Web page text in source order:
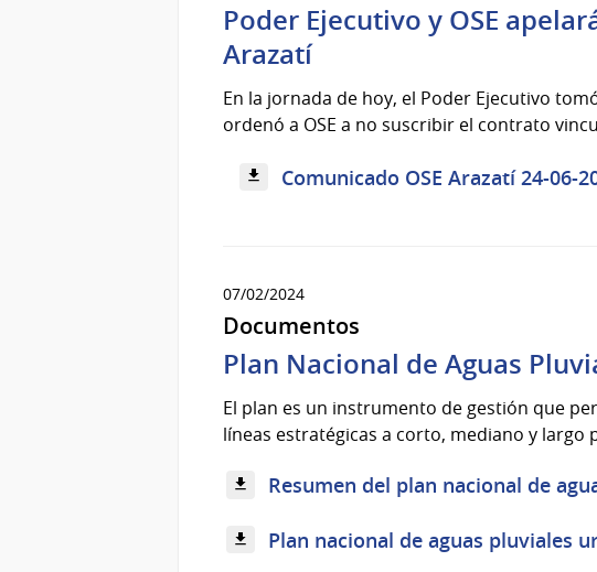
Poder Ejecutivo y OSE
Arazatí
En la jornada de hoy, el Poder Ejecutivo
ordenó a OSE a no suscribir el contrato
Comunicado OSE Arazatí 24-06-
07/02/2024
Documentos
Plan Nacional de Aguas
El plan es un instrumento de gestión que
líneas estratégicas a corto, mediano y largo
Resumen del plan nacional de
Plan nacional de aguas pluviales